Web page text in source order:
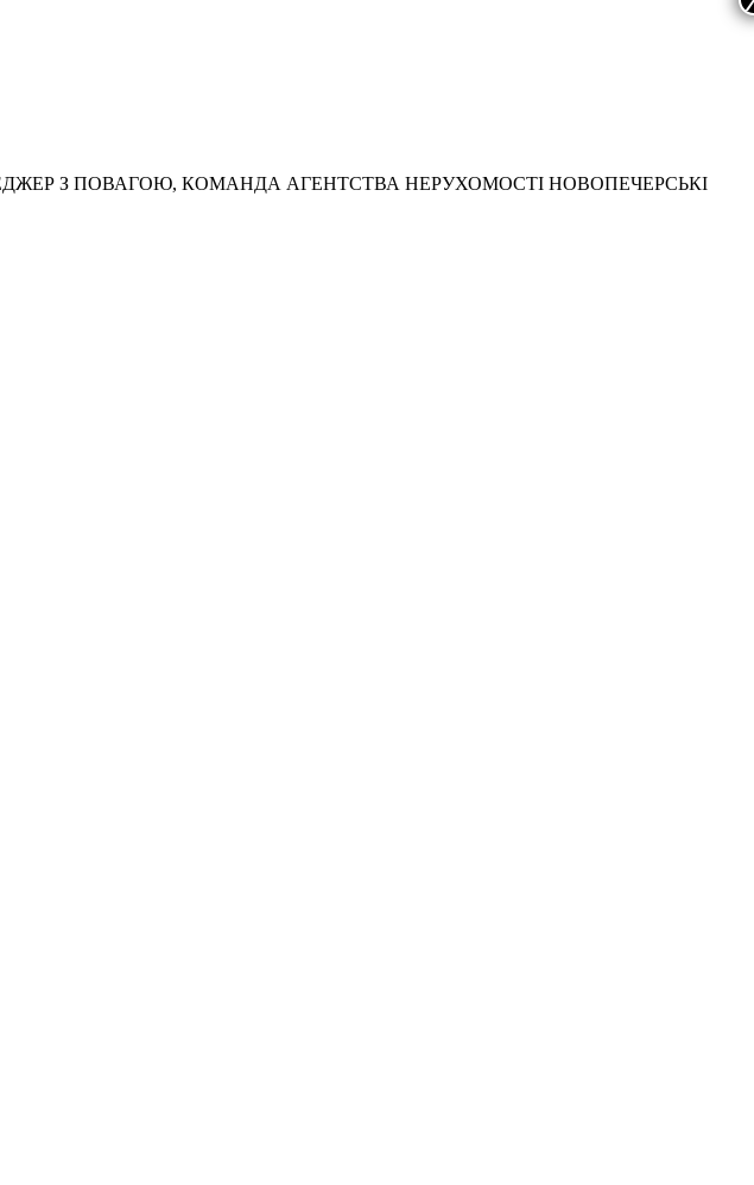
З ПОВАГОЮ, КОМАНДА АГЕНТСТВА НЕРУХОМОСТІ НОВОПЕЧЕРСЬКІ